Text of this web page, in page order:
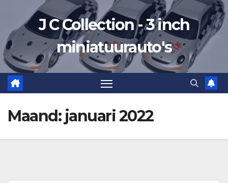
de
inhoud
J C Collection - 3 inch
miniatuurauto's
Maand: januari 2022